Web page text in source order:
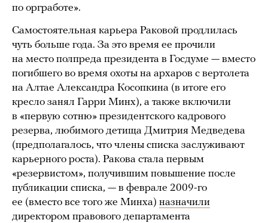
по оргработе».
Самостоятельная карьера Раковой продлилась
чуть больше года. За это время ее прочили
на место полпреда президента в Госдуме — вместо
погибшего во время охоты на архаров с вертолета
на Алтае Александра Косопкина (в итоге его
кресло занял Гарри Минх), а также включили
в «первую сотню» президентского кадрового
резерва, любимого детища Дмитрия Медведева
(предполагалось, что члены списка заслуживают
карьерного роста). Ракова стала первым
«резервистом», получившим повышение после
публикации списка, — в феврале 2009-го
ее (вместо все того же Минха) назначили
директором правового департамента